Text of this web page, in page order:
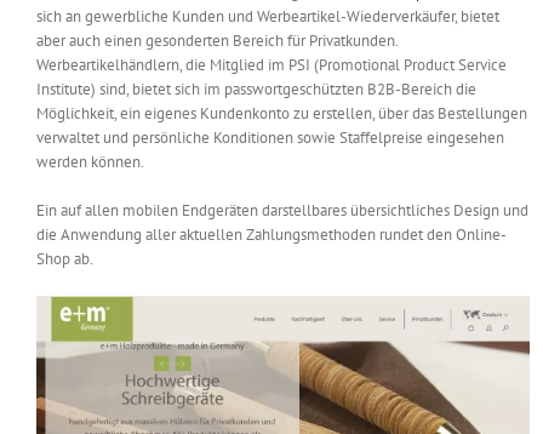
Messen & Events
Unternehmen
Wissen
Product Guide
Jobshop
sich an gewerbliche Kunden und Werbeartikel-Wiederverkäufer, bietet
aber auch einen gesonderten Bereich für Privatkunden.
Werbeartikelhändlern, die Mitglied im PSI (Promotional Product Service
Institute) sind, bietet sich im passwortgeschützten B2B-Bereich die
Möglichkeit, ein eigenes Kundenkonto zu erstellen, über das Bestellungen
verwaltet und persönliche Konditionen sowie Staffelpreise eingesehen
werden können.
Ein auf allen mobilen Endgeräten darstellbares übersichtliches Design und
die Anwendung aller aktuellen Zahlungsmethoden rundet den Online-
Shop ab.